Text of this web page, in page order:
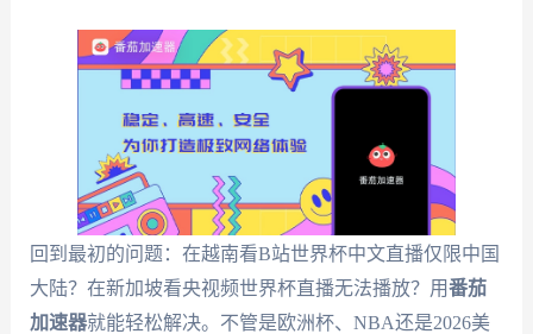
回到最初的问题：在越南看B站世界杯中文直播仅限中国
大陆？在新加坡看央视频世界杯直播无法播放？用番茄
加速器就能轻松解决。不管是欧洲杯、NBA还是2026美